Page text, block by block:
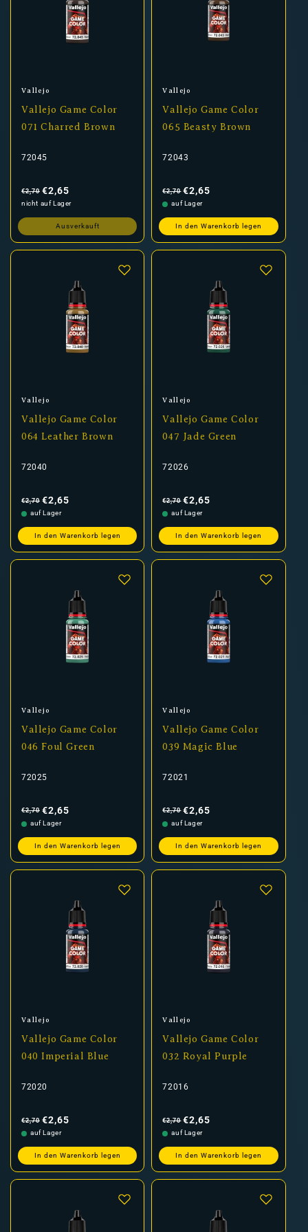
Anbieter:
Vallejo
Vallejo Game Color
071 Charred Brown
72045
Preis
€2,70 €2,65
nicht auf Lager
Ausverkauft
Anbieter:
Vallejo
Vallejo Game Color
065 Beasty Brown
72043
Preis
€2,70 €2,65
auf Lager
In den Warenkorb legen
Anbieter:
Vallejo
Vallejo Game Color
064 Leather Brown
72040
Preis
€2,70 €2,65
auf Lager
In den Warenkorb legen
Anbieter:
Vallejo
Vallejo Game Color
047 Jade Green
72026
Preis
€2,70 €2,65
auf Lager
In den Warenkorb legen
Anbieter:
Vallejo
Vallejo Game Color
046 Foul Green
72025
Preis
€2,70 €2,65
auf Lager
In den Warenkorb legen
Anbieter:
Vallejo
Vallejo Game Color
039 Magic Blue
72021
Preis
€2,70 €2,65
auf Lager
In den Warenkorb legen
Anbieter:
Vallejo
Vallejo Game Color
040 Imperial Blue
72020
Preis
€2,70 €2,65
auf Lager
In den Warenkorb legen
Anbieter:
Vallejo
Vallejo Game Color
032 Royal Purple
72016
Preis
€2,70 €2,65
auf Lager
In den Warenkorb legen